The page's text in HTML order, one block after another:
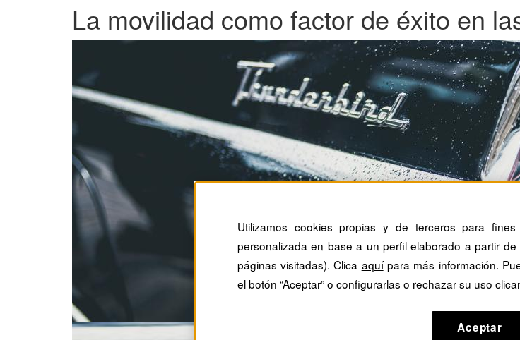
La movilidad como factor de éxito en
Utilizamos cookies propias y de terceros para
personalizada en base a un perfil elaborado a partir
páginas visitadas). Clica aquípara más información.
el botón “Aceptar” o configurarlas o rechazar su uso
Aceptar